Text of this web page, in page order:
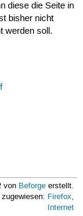
diese die Seite in
bisher nicht
werden soll.
von Beforge erstellt.
Firefox,
Internet